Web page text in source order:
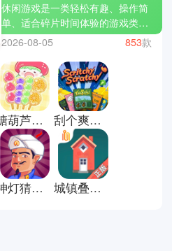
休闲游戏是一类轻松有趣、操作简
单、适合碎片时间体验的游戏类
型，让玩家在短时间内获得乐趣和
放松。小编为大家精选了几款热门
休闲游戏：旅行青蛙、开心消消
乐、糖果传奇。休闲游戏不仅让你
打发时间，还能带来成就感和小小
的惊喜。立即下载休闲游戏合集，
让轻松有趣的游戏陪伴你的每一
天，放松心情，享受片刻欢乐!
2026-08-05 853款
糖葫芦达人最新版 刮个爽游戏正式版
神灯猜人名官方正版 城镇叠叠乐正版